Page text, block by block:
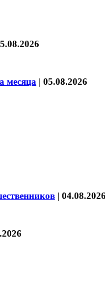
месяца | 05.08.2026
| 04.08.2026